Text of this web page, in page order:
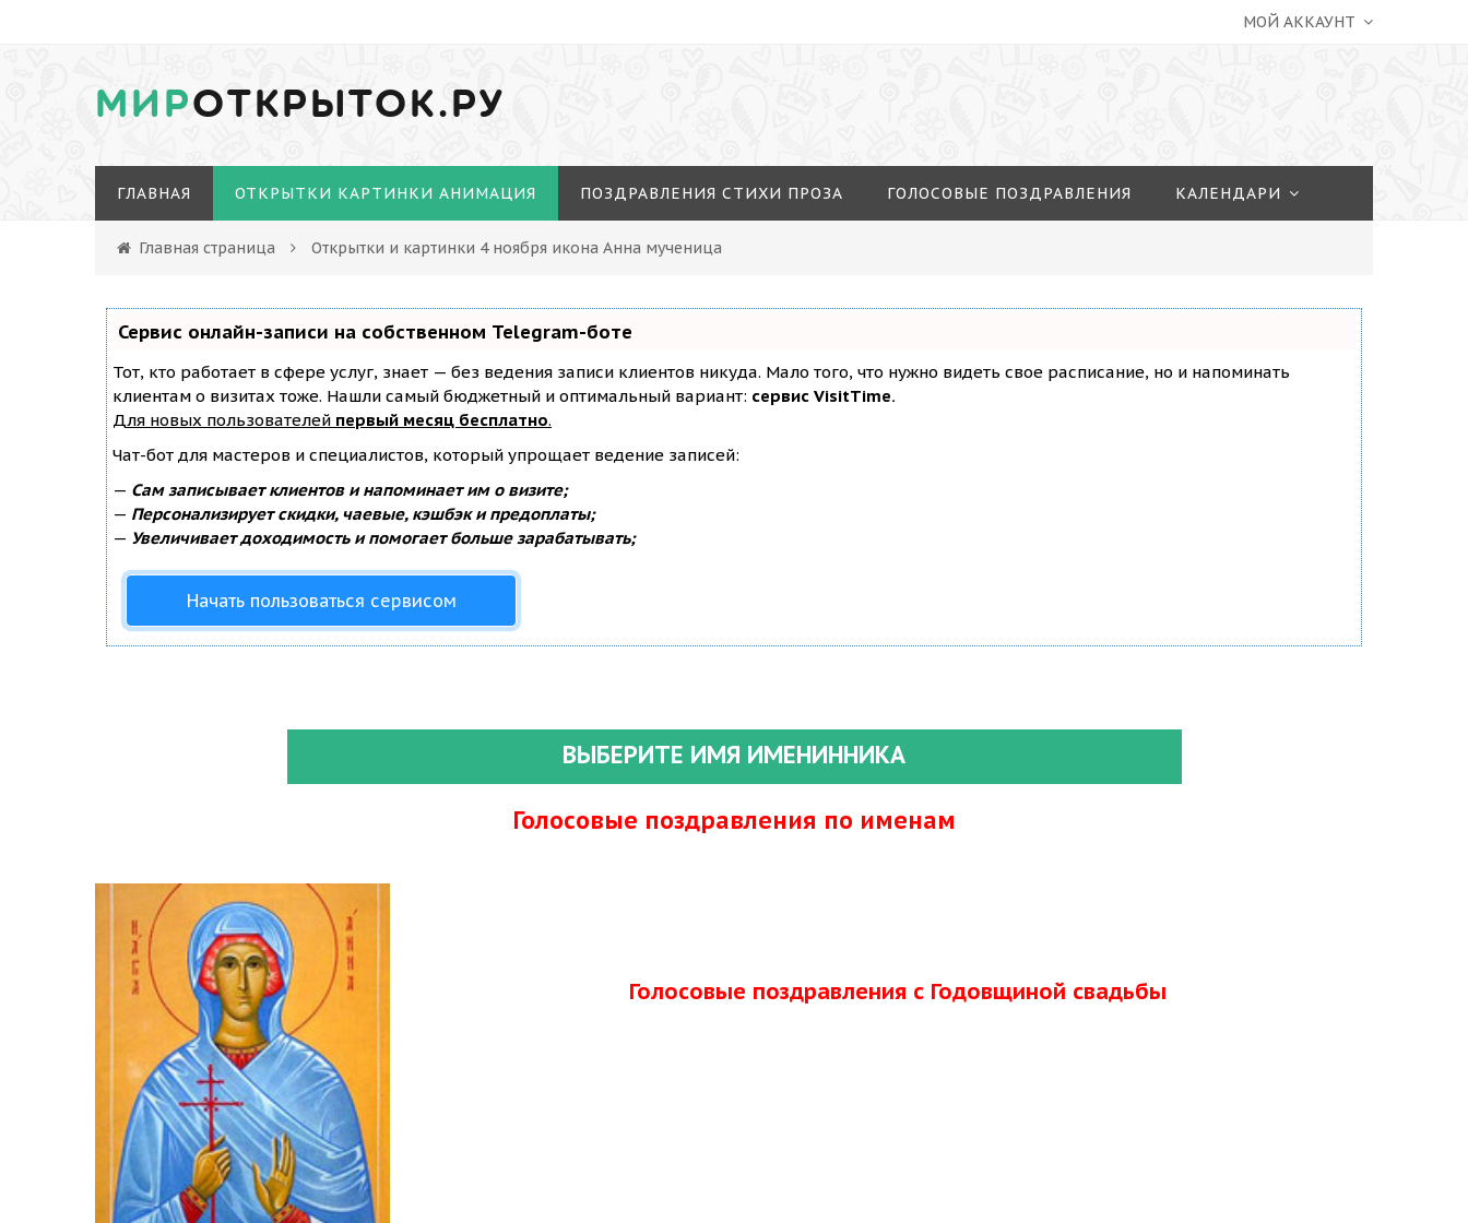
МОЙ АККАУНТ
МИРОТКРЫТОК.РУ
ГЛАВНАЯ ОТКРЫТКИ КАРТИНКИ АНИМАЦИЯ ПОЗДРАВЛЕНИЯ СТИХИ ПРОЗА ГОЛОСОВЫЕ ПОЗДРАВЛЕНИЯ КАЛЕНДАРИ
Главная страница Открытки и картинки 4 ноября икона Анна мученица
Сервис онлайн-записи на собственном Telegram-боте
Тот, кто работает в сфере услуг, знает — без ведения записи клиентов никуда. Мало того, что нужно видеть свое расписание, но и напоминать
клиентам о визитах тоже. Нашли самый бюджетный и оптимальный вариант: сервис VisitTime.
Для новых пользователей первый месяц бесплатно.
Чат-бот для мастеров и специалистов, который упрощает ведение записей:
— Сам записывает клиентов и напоминает им о визите;
— Персонализирует скидки, чаевые, кэшбэк и предоплаты;
— Увеличивает доходимость и помогает больше зарабатывать;
Начать пользоваться сервисом
ВЫБЕРИТЕ ИМЯ ИМЕНИННИКА
Голосовые поздравления по именам
Голосовые поздравления с Годовщиной свадьбы